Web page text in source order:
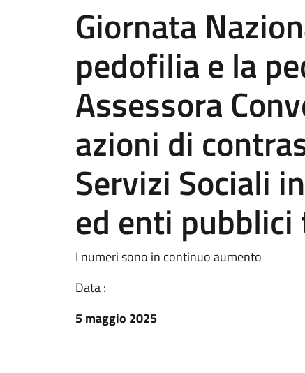
Giornata
pedofilia e la
Assessora
azioni di
Servizi Sociali
ed enti
I numeri sono in continuo aumento
Data :
5 maggio 2025